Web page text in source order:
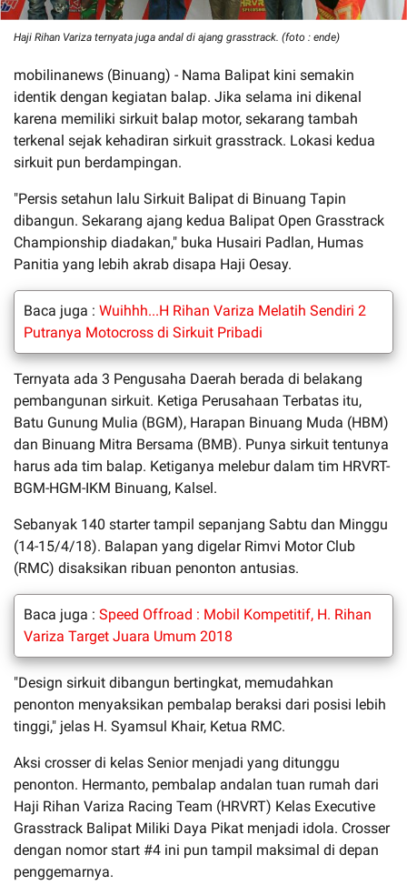
Haji Rihan Variza ternyata juga andal di ajang grasstrack. (foto : ende)
mobilinanews (Binuang) - Nama Balipat kini semakin
identik dengan kegiatan balap. Jika selama ini dikenal
karena memiliki sirkuit balap motor, sekarang tambah
terkenal sejak kehadiran sirkuit grasstrack. Lokasi kedua
sirkuit pun berdampingan.
"Persis setahun lalu Sirkuit Balipat di Binuang Tapin
dibangun. Sekarang ajang kedua Balipat Open Grasstrack
Championship diadakan," buka Husairi Padlan, Humas
Panitia yang lebih akrab disapa Haji Oesay.
Baca juga : Wuihhh...H Rihan Variza Melatih Sendiri 2
Putranya Motocross di Sirkuit Pribadi
Ternyata ada 3 Pengusaha Daerah berada di belakang
pembangunan sirkuit. Ketiga Perusahaan Terbatas itu,
Batu Gunung Mulia (BGM), Harapan Binuang Muda (HBM)
dan Binuang Mitra Bersama (BMB). Punya sirkuit tentunya
harus ada tim balap. Ketiganya melebur dalam tim HRVRT-
BGM-HGM-IKM Binuang, Kalsel.
Sebanyak 140 starter tampil sepanjang Sabtu dan Minggu
(14-15/4/18). Balapan yang digelar Rimvi Motor Club
(RMC) disaksikan ribuan penonton antusias.
Baca juga : Speed Offroad : Mobil Kompetitif, H. Rihan
Variza Target Juara Umum 2018
"Design sirkuit dibangun bertingkat, memudahkan
penonton menyaksikan pembalap beraksi dari posisi lebih
tinggi," jelas H. Syamsul Khair, Ketua RMC.
Aksi crosser di kelas Senior menjadi yang ditunggu
penonton. Hermanto, pembalap andalan tuan rumah dari
Haji Rihan Variza Racing Team (HRVRT) Kelas Executive
Grasstrack Balipat Miliki Daya Pikat menjadi idola. Crosser
dengan nomor start #4 ini pun tampil maksimal di depan
penggemarnya.